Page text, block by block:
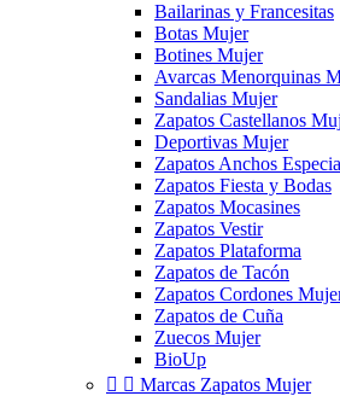
Bailarinas y Francesitas
Botas Mujer
Botines Mujer
Avarcas Menorquinas
Sandalias Mujer
Zapatos Castellanos
Deportivas Mujer
Zapatos Anchos
Zapatos Fiesta y Bodas
Zapatos Mocasines
Zapatos Vestir
Zapatos Plataforma
Zapatos de Tacón
Zapatos Cordones
Zapatos de Cuña
Zuecos Mujer
BioUp
  Marcas Zapatos Mujer